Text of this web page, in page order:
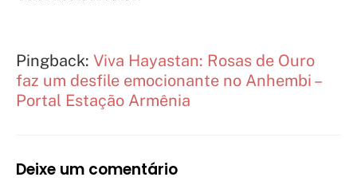
Pingback: Viva Hayastan: Rosas de Ouro
faz um desfile emocionante no Anhembi –
Portal Estação Armênia
Deixe um comentário